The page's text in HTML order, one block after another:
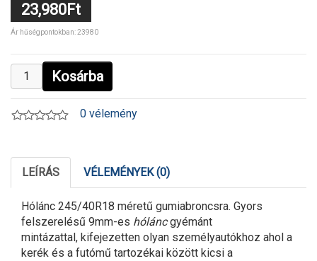
23,980Ft
Ár hűségpontokban: 23980
Kosárba
0 vélemény
LEÍRÁS VÉLEMÉNYEK (0)
Hólánc 245/40R18 méretű gumiabroncsra. Gyors
felszerelésű 9mm-es hóláncgyémánt
mintázattal, kifejezetten olyan személyautókhoz ahol a
kerék és a futómű tartozékai között kicsi a